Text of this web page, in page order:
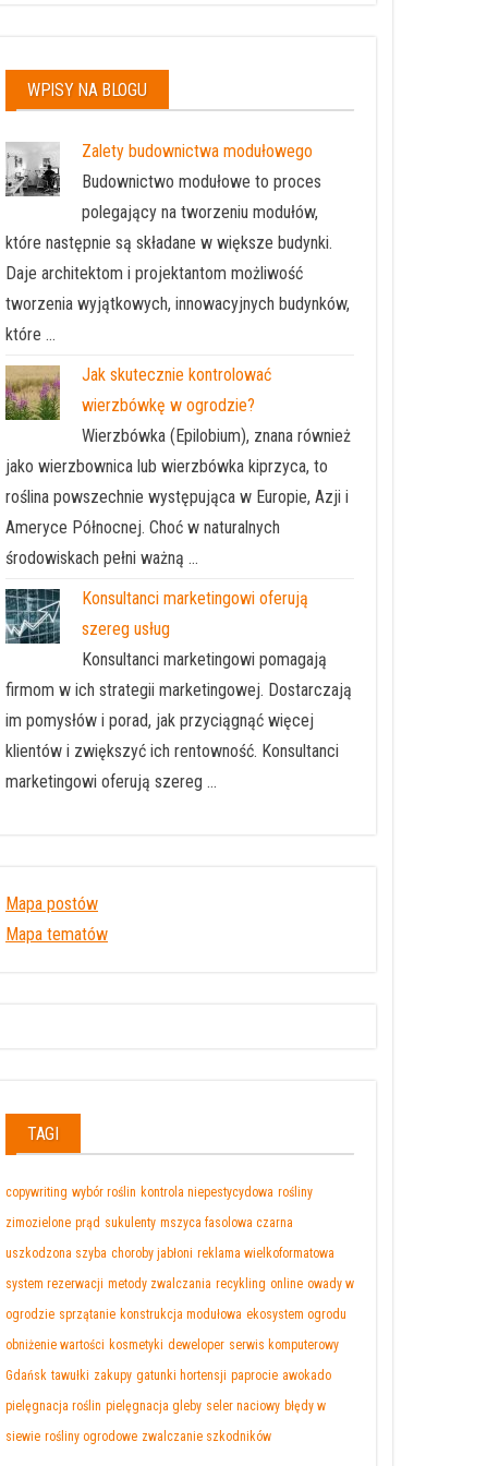
WPISY NA BLOGU
Zalety budownictwa modułowego
Budownictwo modułowe to proces
polegający na tworzeniu modułów,
które następnie są składane w większe budynki.
Daje architektom i projektantom możliwość
tworzenia wyjątkowych, innowacyjnych budynków,
które …
Jak skutecznie kontrolować
wierzbówkę w ogrodzie?
Wierzbówka (Epilobium), znana również
jako wierzbownica lub wierzbówka kiprzyca, to
roślina powszechnie występująca w Europie, Azji i
Ameryce Północnej. Choć w naturalnych
środowiskach pełni ważną …
Konsultanci marketingowi oferują
szereg usług
Konsultanci marketingowi pomagają
firmom w ich strategii marketingowej. Dostarczają
im pomysłów i porad, jak przyciągnąć więcej
klientów i zwiększyć ich rentowność. Konsultanci
marketingowi oferują szereg …
Mapa postów
Mapa tematów
TAGI
copywriting wybór roślin kontrola niepestycydowa rośliny
zimozielone prąd sukulenty mszyca fasolowa czarna
uszkodzona szyba choroby jabłoni reklama wielkoformatowa
system rezerwacji metody zwalczania recykling online owady w
ogrodzie sprzątanie konstrukcja modułowa ekosystem ogrodu
obniżenie wartości kosmetyki deweloper serwis komputerowy
Gdańsk tawułki zakupy gatunki hortensji paprocie awokado
pielęgnacja roślin pielęgnacja gleby seler naciowy błędy w
siewie rośliny ogrodowe zwalczanie szkodników